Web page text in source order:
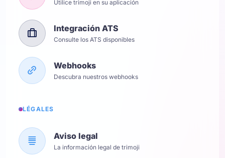
Utilice trimoji en su aplicación
Integración ATS
Consulte los ATS disponibles
Webhooks
Descubra nuestros webhooks
LÉGALES
Aviso legal
La información legal de trimoji